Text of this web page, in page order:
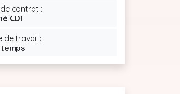
contrat :
CDI
de travail :
temps